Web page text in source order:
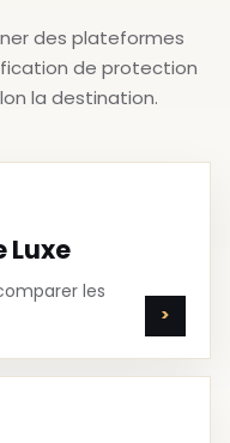
des plateformes
de protection
la destination.
Luxe
les